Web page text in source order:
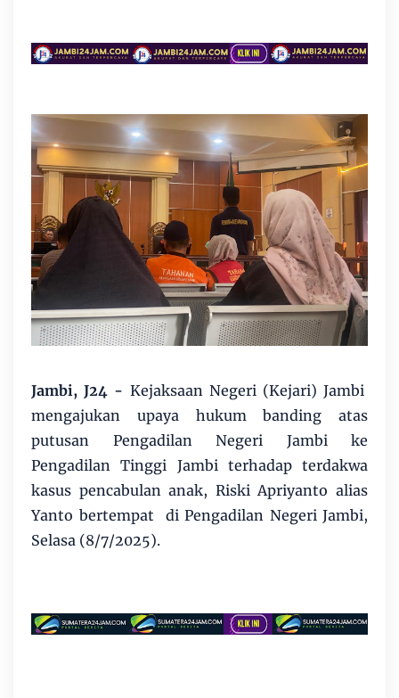
Jambi, J24 - Kejaksaan Negeri (Kejari) Jambi
mengajukan upaya hukum banding atas
putusan Pengadilan Negeri Jambi ke
Pengadilan Tinggi Jambi terhadap terdakwa
kasus pencabulan anak, Riski Apriyanto alias
Yanto bertempat di Pengadilan Negeri Jambi,
Selasa (8/7/2025).